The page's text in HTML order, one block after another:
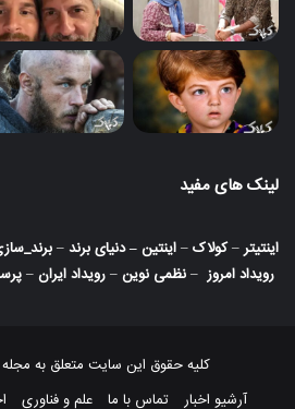
لینک های مفید
اینتیتر–کولاک–اینتین–دنیای برند–
رویداد امروز–نظمی نوین–رویداد ایران–
کلیه حقوق این سایت متعلق به
آرشیو اخبار
تماس با ما علم و فناوری